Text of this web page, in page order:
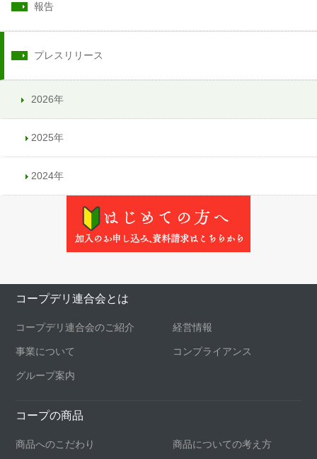
報告
プレスリリース
2026年
2025年
2024年
コープデリ連合会とは
コープデリ連合会のご紹介 経営情報
事業について コンプライアンス
グループ案内
コープの商品
商品へのこだわり 商品についての考え方